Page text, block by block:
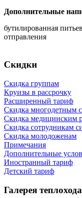
Дополнительные
бутилированная
отправления
Скидки
Скидка группам
Круизы в рассрочку
Расширенный тариф
Скидка многодетным
Скидка медицинским
Скидка сотрудникам
Скидка молодоженам
Примечания
Дополнительные
Иностранный тариф
Детский тариф
Галерея